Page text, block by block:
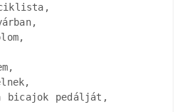
bicajok pedálját,